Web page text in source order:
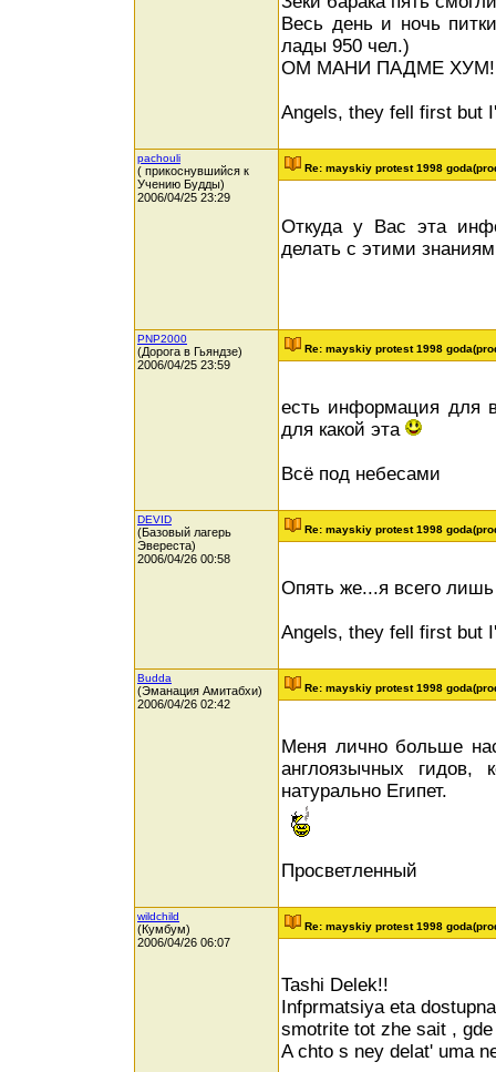
Весь день и ночь
лады 950 чел.)
ОМ МАНИ ПАДМЕ ХУМ!
Angels, they fell first but
pachouli
( прикоснувшийся к
Учению Будды)
2006/04/25 23:29
Re: mayskiy protest 1998
Откуда у Вас эта
делать с этими
PNP2000
(Дорога в Гьяндзе)
2006/04/25 23:59
Re: mayskiy protest 1998
есть информация для
для какой эта
Всё под небесами
DEVID
(Базовый лагерь
Эвереста)
2006/04/26 00:58
Re: mayskiy protest 1998
Опять же...я всего
Angels, they fell first but
Budda
(Эманация Амитабхи)
2006/04/26 02:42
Re: mayskiy protest 1998
Меня лично больше
англоязычных
натурально Египет.
Просветленный
wildchild
(Кумбум)
2006/04/26 06:07
Re: mayskiy protest 1998
Tashi Delek!!
Infprmatsiya eta
smotrite tot zhe sait ,
A chto s ney delat' uma